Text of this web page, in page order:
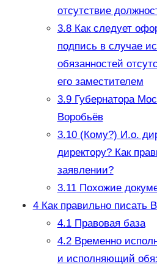
отсутствие
3.8Как следует
подпись в случае
обязанностей
его заместителем
3.9Губернатора
Воробьёв
3.10(Кому?) И.о.
директору? Как
заявлении?
3.11Похожие
4Как правильно писать
4.1Правовая база
4.2Временно
и исполняющий